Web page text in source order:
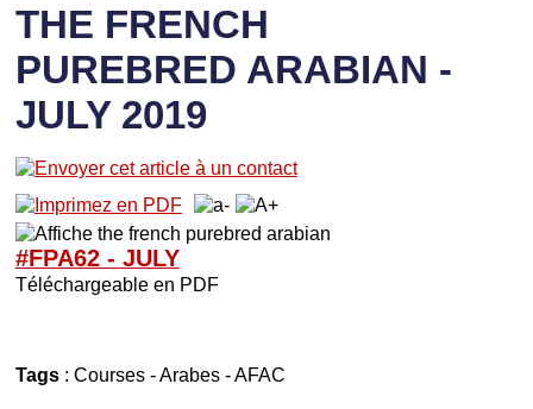
THE FRENCH
PUREBRED ARABIAN -
JULY 2019
#FPA62 - JULY
Téléchargeable en PDF
Tags: Courses-Arabes-AFAC